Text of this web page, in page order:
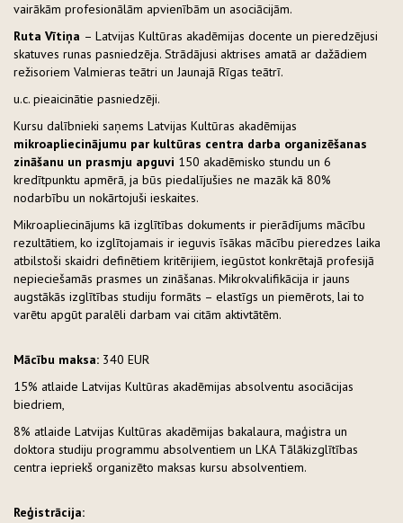
vairākām profesionālām apvienībām un asociācijām.
Ruta Vītiņa – Latvijas Kultūras akadēmijas docente un pieredzējusi
skatuves runas pasniedzēja. Strādājusi aktrises amatā ar dažādiem
režisoriem Valmieras teātri un Jaunajā Rīgas teātrī.
u.c. pieaicinātie pasniedzēji.
Kursu dalībnieki saņems Latvijas Kultūras akadēmijas
mikroapliecinājumu par kultūras centra darba organizēšanas
zināšanu un prasmju apguvi 150 akadēmisko stundu un 6
kredītpunktu apmērā, ja būs piedalījušies ne mazāk kā 80%
nodarbību un nokārtojuši ieskaites.
Mikroapliecinājums kā izglītības dokuments ir pierādījums mācību
rezultātiem, ko izglītojamais ir ieguvis īsākas mācību pieredzes laika
atbilstoši skaidri definētiem kritērijiem, iegūstot konkrētajā profesijā
nepieciešamās prasmes un zināšanas. Mikrokvalifikācija ir jauns
augstākās izglītības studiju formāts – elastīgs un piemērots, lai to
varētu apgūt paralēli darbam vai citām aktivtātēm.
Mācību maksa: 340 EUR
15% atlaide Latvijas Kultūras akadēmijas absolventu asociācijas
biedriem,
8% atlaide Latvijas Kultūras akadēmijas bakalaura, maģistra un
doktora studiju programmu absolventiem un LKA Tālākizglītības
centra iepriekš organizēto maksas kursu absolventiem.
Reģistrācija: